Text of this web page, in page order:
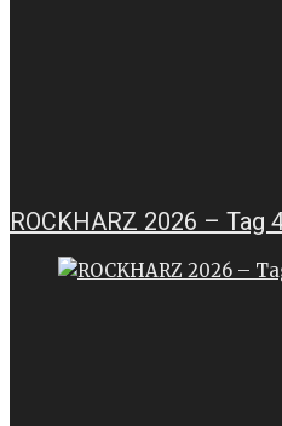
ROCKHARZ 2026 – Tag